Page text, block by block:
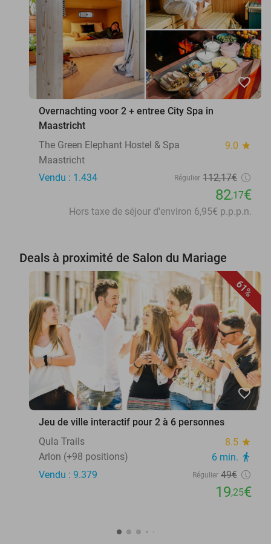
favorite_border
Overnachting voor 2 + entree City Spa in
Maastricht
The Green Elephant Hostel & Spa
9.0 star
Maastricht
Vendu : 1.434
Régulier 112,17€
82,17€
Hors taxe de séjour d'environ 6,95€ p.p.p.n.
Deals à proximité de Salon du Mariage
61%
favorite_border
Jeu de ville interactif pour 2 à 6 personnes
Qula Trails
8.5 star
Arlon (+98 positions) 6 min. directions_walk
Vendu : 9.379 Régulier 49€
19,25€